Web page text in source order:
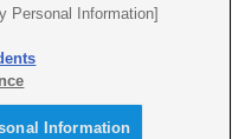
Cookie ポリシー
Personal Information]
Information